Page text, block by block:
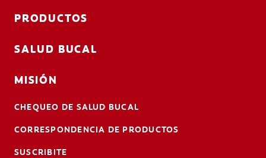
PRODUCTOS
SALUD BUCAL
MISIÓN
CHEQUEO DE SALUD BUCAL
CORRESPONDENCIA DE PRODUCTOS
SUSCRIBITE